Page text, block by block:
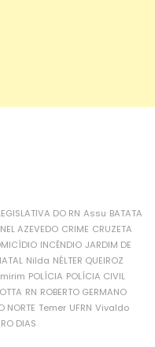
DO RN Assu BATATA
AZEVEDO CRIME CRUZETA
INCÊNDIO JARDIM DE
Nilda NÉLTER QUEIROZ
POLÍCIA POLÍCIA CIVIL
RN ROBERTO GERMANO
NORTE Temer UFRN Vivaldo
DIAS